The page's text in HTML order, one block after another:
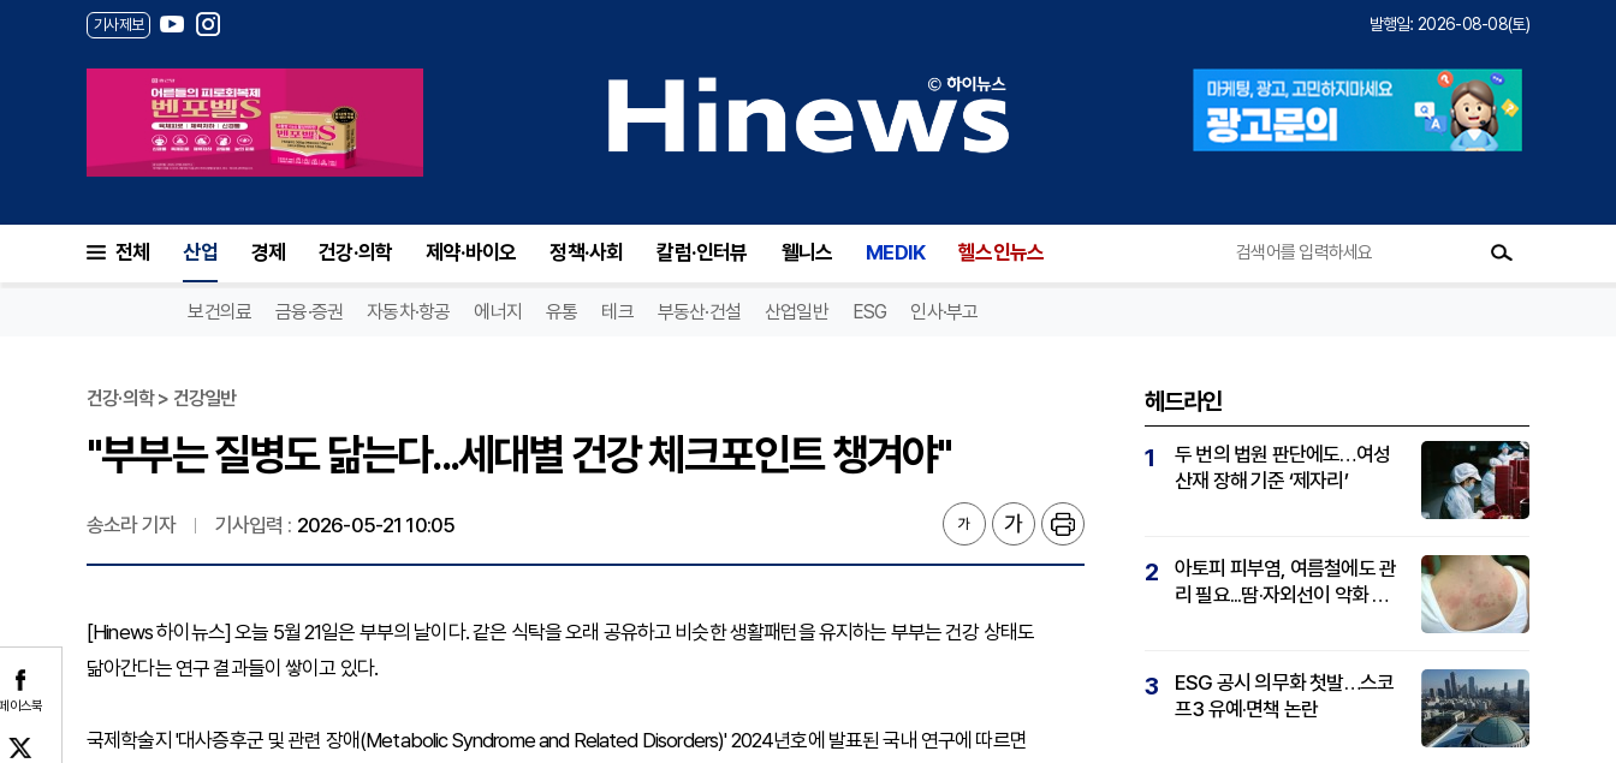
기사제보 발행일: 2026-08-08(토)
전체 산업 경제 건강·의학 제약·바이오 정책·사회 칼럼·인터뷰 웰니스 MEDIK 헬스인뉴스
보건의료 금융·증권 자동차·항공 에너지 유통 테크 부동산·건설 산업일반 ESG 인사·부고
이스북
건강·의학 > 건강일반
"부부는 질병도 닮는다...세대별 건강 체크포인트 챙겨야"
송소라 기자 기사입력 : 2026-05-21 10:05
[Hinews 하이뉴스] 오늘 5월 21일은 부부의 날이다. 같은 식탁을 오래 공유하고 비슷한 생활패턴을 유지하는 부부는 건강 상태도
닮아간다는 연구 결과들이 쌓이고 있다.
국제학술지 '대사증후군 및 관련 장애(Metabolic Syndrome and Related Disorders)' 2024년호에 발표된 국내 연구에 따르면
헤드라인
1
두 번의 법원 판단에도…여성
산재 장해 기준 ‘제자리’
2
아토피 피부염, 여름철에도 관
리 필요...땀·자외선이 악화 요
3
ESG 공시 의무화 첫발…스코
프3 유예·면책 논란